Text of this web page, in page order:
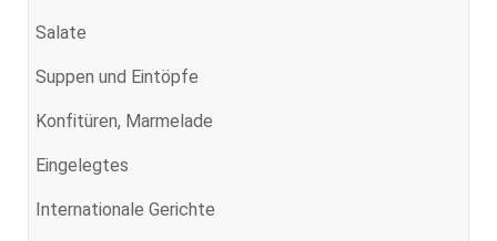
Salate
Suppen und Eintöpfe
Konfitüren, Marmelade
Eingelegtes
Internationale Gerichte